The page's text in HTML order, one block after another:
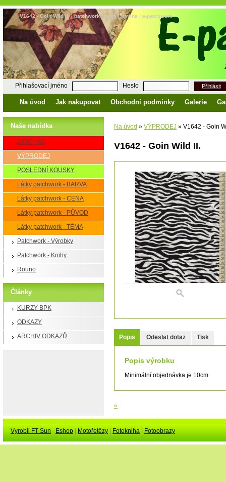
V1642 - Goin Wild II. | patchwork | látky | bavlna | e-patchwork
Přihlašovací jméno Heslo Přihlásit
Na úvod Jak nakupovat Obchodní podminky Galerie
Naše nabídka
ZA 80,- Kč
VÝPRODEJ
POSLEDNÍ KOUSKY
Látky patchwork - BARVA
Látky patchwork - CENA
Látky patchwork - PŮVOD
Látky patchwork - TÉMA
Patchwork - Výrobky
Patchwork - Knihy
Rouno
Články
KURZY BPK
ODKAZY
ARCHIV ODKAZŮ
Na úvod » VÝPRODEJ » V1642 - Goin
V1642 - Goin Wild II.
Popis Odeslat dotaz Tisk
Popis výrobku
Minimální objednávka je 10cm
«
Vyrobil FT Sun Eshop Motořetězy Fotokniha Fotoobrazy